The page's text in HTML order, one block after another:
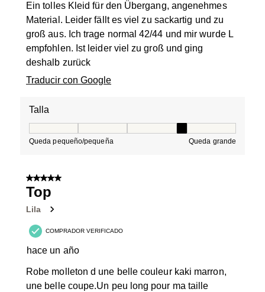
Ein tolles Kleid für den Übergang, angenehmes
Material. Leider fällt es viel zu sackartig und zu
groß aus. Ich trage normal 42/44 und mir wurde L
empfohlen. Ist leider viel zu groß und ging
deshalb zurück
Traducir con Google
Talla
Queda pequeño/pequeña Queda grande
5 de 5 estrellas.
Top
Lila
COMPRADOR VERIFICADO
hace un año
Robe molleton d une belle couleur kaki marron,
une belle coupe.Un peu long pour ma taille